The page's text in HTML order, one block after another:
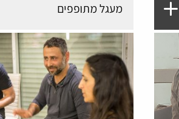
מעגל מתופפים